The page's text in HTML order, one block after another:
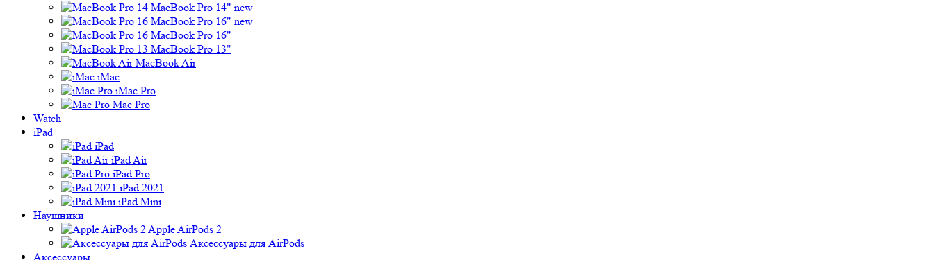
MacBook Pro 14" new
MacBook Pro 16" new
MacBook Pro 16"
MacBook Pro 13"
MacBook Air
iMac
iMac Pro
Mac Pro
Watch
iPad
iPad
iPad Air
iPad Pro
iPad 2021
iPad Mini
Наушники
Apple AirPods 2
Аксессуары для AirPods
Аксессуары